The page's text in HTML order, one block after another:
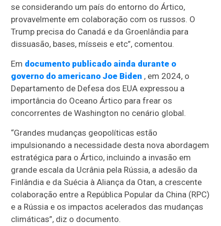
se considerando um país do entorno do Ártico,
provavelmente em colaboração com os russos. O
Trump precisa do Canadá e da Groenlândia para
dissuasão, bases, mísseis e etc”, comentou.
Em documento publicado ainda durante o
governo do americano Joe Biden , em 2024, o
Departamento de Defesa dos EUA expressou a
importância do Oceano Ártico para frear os
concorrentes de Washington no cenário global.
“Grandes mudanças geopolíticas estão
impulsionando a necessidade desta nova abordagem
estratégica para o Ártico, incluindo a invasão em
grande escala da Ucrânia pela Rússia, a adesão da
Finlândia e da Suécia à Aliança da Otan, a crescente
colaboração entre a República Popular da China (RPC)
e a Rússia e os impactos acelerados das mudanças
climáticas”, diz o documento.